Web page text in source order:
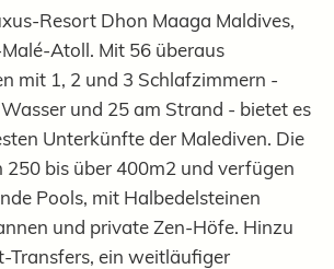
Resort Dhon Maaga Maldives,
Atoll. Mit 56 überaus
mit 1, 2 und 3 Schlafzimmern -
und 25 am Strand - bietet es
Unterkünfte der Malediven. Die
250 bis über 400m2 und verfügen
Pools, mit Halbedelsteinen
und private Zen-Höfe. Hinzu
Transfers, ein weitläufiger